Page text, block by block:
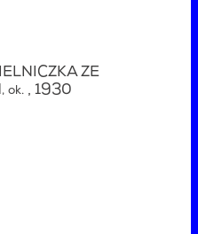
ZE
, ok. , 1930